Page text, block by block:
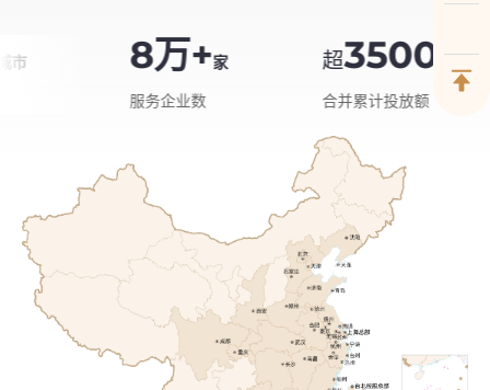
8万+家
服务企业数
3500亿
合并累计投放额